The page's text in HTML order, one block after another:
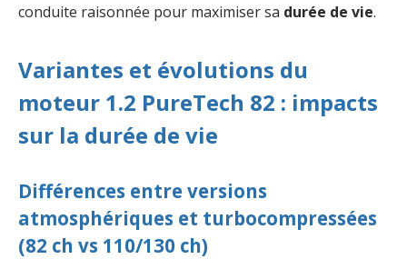
conduite raisonnée pour maximiser sa durée de vie.
Variantes et évolutions du
moteur 1.2 PureTech 82 : impacts
sur la durée de vie
Différences entre versions
atmosphériques et turbocompressées
(82 ch vs 110/130 ch)